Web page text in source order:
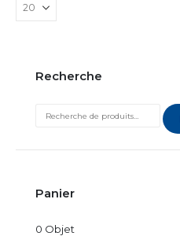
Recherche
Panier
0 Objet